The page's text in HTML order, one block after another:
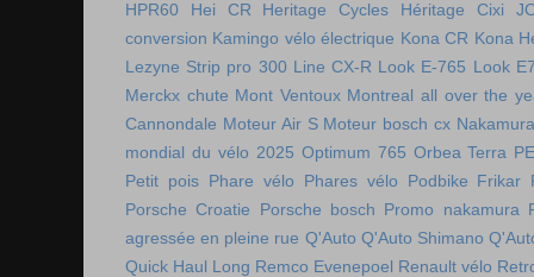
HPR60
Hei CR Heritage Cycles Héritage Cixi
conversion Kamingo vélo électrique Kona CR Kona
Lezyne Strip pro 300 Line CX-R Look E-765 Look
Merckx chute Mont Ventoux Montreal all over the
Cannondale Moteur Air S Moteur bosch cx
mondial du vélo 2025 Optimum 765 Orbea Terra
Petit pois Phare vélo Phares vélo Podbike Frikar
Porsche Croatie
Porsche bosch Promo nakamura
agressée en pleine rue Q'Auto Q'Auto Shimano
Quick Haul Long Remco Evenepoel Renault vélo